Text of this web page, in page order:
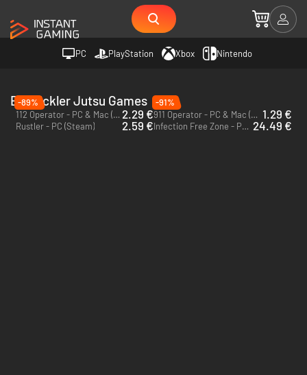
PC PlayStation Xbox Nintendo
Entwickler Jutsu Games
-89%
112 Operator - PC & Mac (Steam) 2.29 €
-91%
911 Operator - PC & Mac (Steam) 1.29 €
Rustler - PC (Steam) 2.59 € Infection Free Zone - PC (Steam) 24.49 €